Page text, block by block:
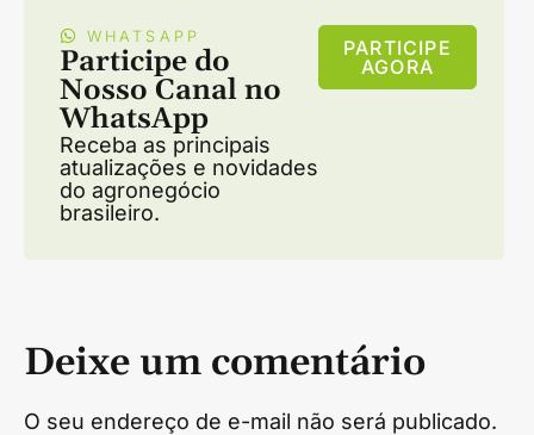
WHATSAPP
Participe do
Nosso Canal no
WhatsApp
Receba as principais
atualizações e novidades
do agronegócio
brasileiro.
PARTICIPE
AGORA
Deixe um comentário
O seu endereço de e-mail não será publicado.